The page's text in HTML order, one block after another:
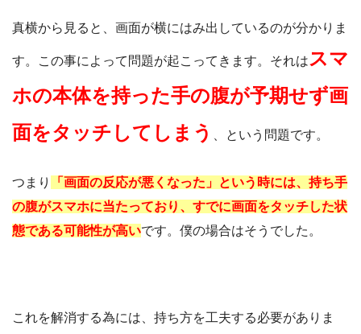
真横から見ると、画面が横にはみ出しているのが分かりま
す。この事によって問題が起こってきます。それはスマ
ホの本体を持った手の腹が予期せず画
面をタッチしてしまう
、という問題です。
つまり
「画面の反応が悪くなった」という時には、持ち手
の腹がスマホに当たっており、すでに画面をタッチした状
態である可能性が高いです。僕の場合はそうでした。
これを解消する為には、持ち方を工夫する必要がありま